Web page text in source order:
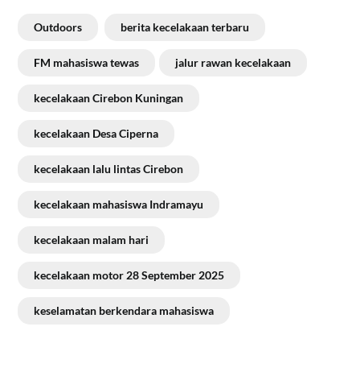
Outdoors berita kecelakaan terbaru
FM mahasiswa tewas jalur rawan kecelakaan
kecelakaan Cirebon Kuningan
kecelakaan Desa Ciperna
kecelakaan lalu lintas Cirebon
kecelakaan mahasiswa Indramayu
kecelakaan malam hari
kecelakaan motor 28 September 2025
keselamatan berkendara mahasiswa